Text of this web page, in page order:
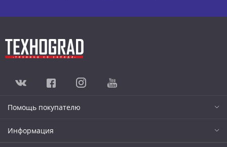
Помощь покупателю
Информация